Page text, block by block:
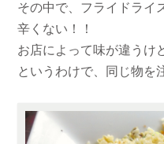
その中で、フライドライ
辛くない！！
お店によって味が違うけ
というわけで、同じ物を